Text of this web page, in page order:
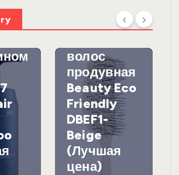
DewalЩетк
волос
продувная
Beauty Eco
Friendly
DBEF1-
Beige
(Лучшая
цена)